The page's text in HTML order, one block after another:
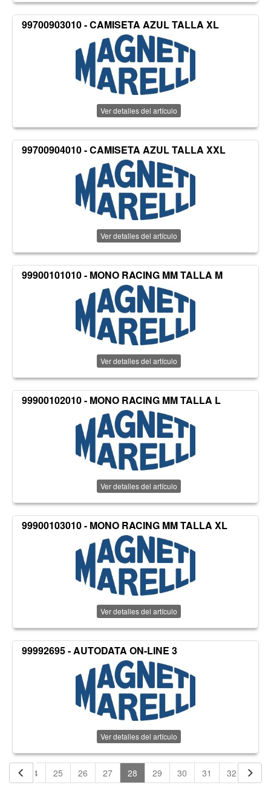
99700903010 - CAMISETA AZUL TALLA XL
Ver detalles del artículo
99700904010 - CAMISETA AZUL TALLA XXL
Ver detalles del artículo
99900101010 - MONO RACING MM TALLA M
Ver detalles del artículo
99900102010 - MONO RACING MM TALLA L
Ver detalles del artículo
99900103010 - MONO RACING MM TALLA XL
Ver detalles del artículo
99992695 - AUTODATA ON-LINE 3
Ver detalles del artículo
24 25 26 27 28 29 30 31 32 33